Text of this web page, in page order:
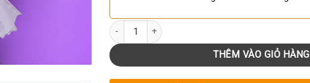
Số lượng
THÊM VÀO GIỎ HÀNG